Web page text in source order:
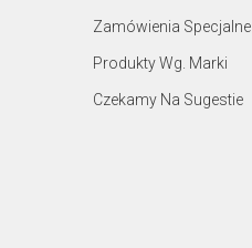
Zamówienia Specjalne
Produkty Wg. Marki
Czekamy Na Sugestie